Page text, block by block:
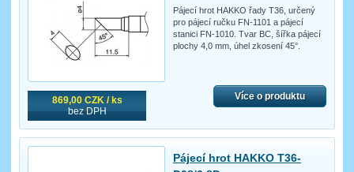
869,00 CZK / ks
bez DPH
Pájecí hrot HAKKO řady T36, určený
pro pájecí ručku FN-1101 a pájecí
stanici FN-1010. Tvar BC, šířka pájecí
plochy 4,0 mm, úhel zkosení 45°.
Více o produktu
Pájecí hrot HAKKO T36-